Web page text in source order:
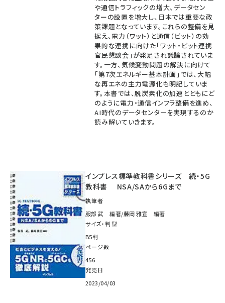
や通信トラフィックの増大、データセン
ターの設置を増大し、日本では重要な政
策課題となっています。これらの整備を見
据え、電力（ワット）と通信（ビット）の効
果的な連携に向けた「ワット・ビット連携
官民懇談会」が発足され議論されていま
す。一方、気候変動問題の解決に向けて
「第7次エネルギー基本計画」では、大幅
な再エネの主力電源化も明記していま
す。本書では、脱炭素化の加速とともにど
のように電力・通信インフラ整備を進め、
AI時代のデータセンターを実現するのか
読み解いていきます。
インプレス標準教科書シリーズ 続・5G
教科書 NSA/SAから6Gまで
執筆者
服部 武 編著/藤岡 雅宣 編著
サイズ・判型
B5判
ページ数
456
発売日
2023/04/03